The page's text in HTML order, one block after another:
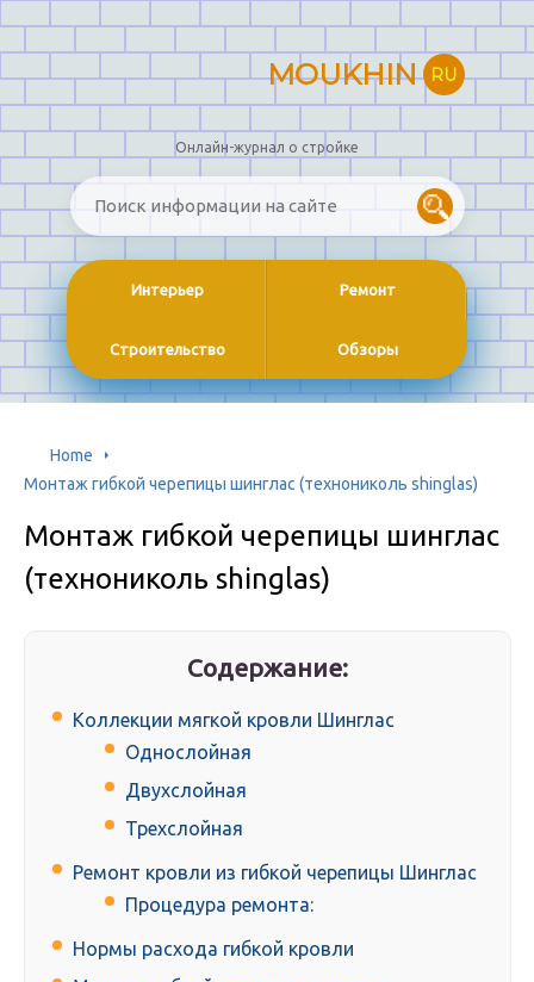
MOUKHIN RU
Онлайн-журнал о стройке
Интерьер Ремонт
Строительство Обзоры
Home
Монтаж гибкой черепицы шинглас (технониколь shinglas)
Монтаж гибкой черепицы шинглас
(технониколь shinglas)
Содержание:
Коллекции мягкой кровли Шинглас
Однослойная
Двухслойная
Трехслойная
Ремонт кровли из гибкой черепицы Шинглас
Процедура ремонта:
Нормы расхода гибкой кровли